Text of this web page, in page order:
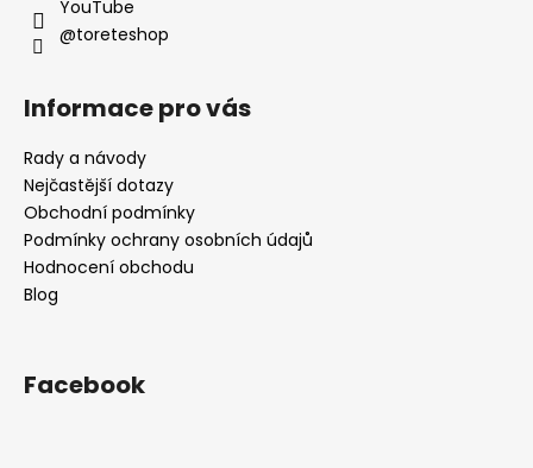
YouTube
@toreteshop
Informace pro vás
Rady a návody
Nejčastější dotazy
Obchodní podmínky
Podmínky ochrany osobních údajů
Hodnocení obchodu
Blog
Facebook